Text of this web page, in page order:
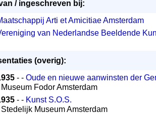
/ ingeschreven bij:
Arti et Amicitiae Amsterdam
van Nederlandse Beeldende
(overig):
- - Oude en nieuwe aanwinsten der
Fodor Amsterdam
- - Kunst S.O.S.
Stedelijk Museum Amsterdam